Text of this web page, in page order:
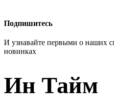
Подпишитесь
И узнавайте первыми о наших
новинках
Ин Тайм